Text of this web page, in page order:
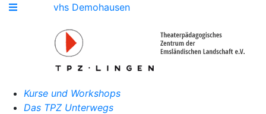
vhs Demohausen
Kurse und Workshops
Das TPZ Unterwegs